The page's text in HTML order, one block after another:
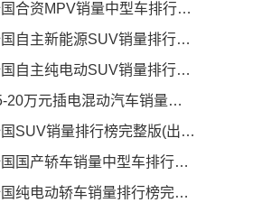
MPV销量中型车排行榜完整版(零售量
新能源SUV销量排行榜完整版(零售量
纯电动SUV销量排行榜完整版(零售量
插电混动汽车销量排行榜（零售量）
SUV销量排行榜完整版(出口量
轿车销量中型车排行榜完整版(零售量
动轿车销量排行榜完整版(批发量